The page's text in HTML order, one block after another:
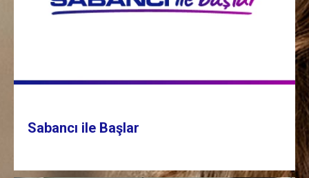
Sabancı ile Başlar